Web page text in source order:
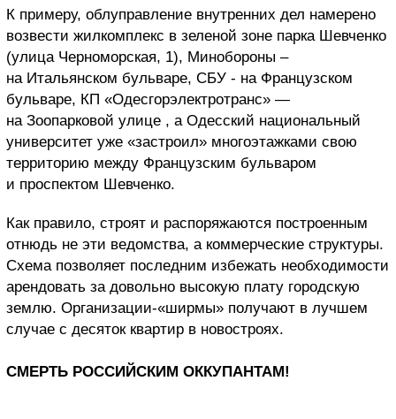
К примеру, облуправление внутренних дел намерено
возвести жилкомплекс в зеленой зоне парка Шевченко
(улица Черноморская, 1), Минобороны –
на Итальянском бульваре, СБУ - на Французском
бульваре, КП «Одесгорэлектротранс» —
на Зоопарковой улице , а Одесский национальный
университет уже «застроил» многоэтажками свою
территорию между Французским бульваром
и проспектом Шевченко.
Как правило, строят и распоряжаются построенным
отнюдь не эти ведомства, а коммерческие структуры.
Схема позволяет последним избежать необходимости
арендовать за довольно высокую плату городскую
землю. Организации-«ширмы» получают в лучшем
случае с десяток квартир в новостроях.
СМЕРТЬ РОССИЙСКИМ ОККУПАНТАМ!